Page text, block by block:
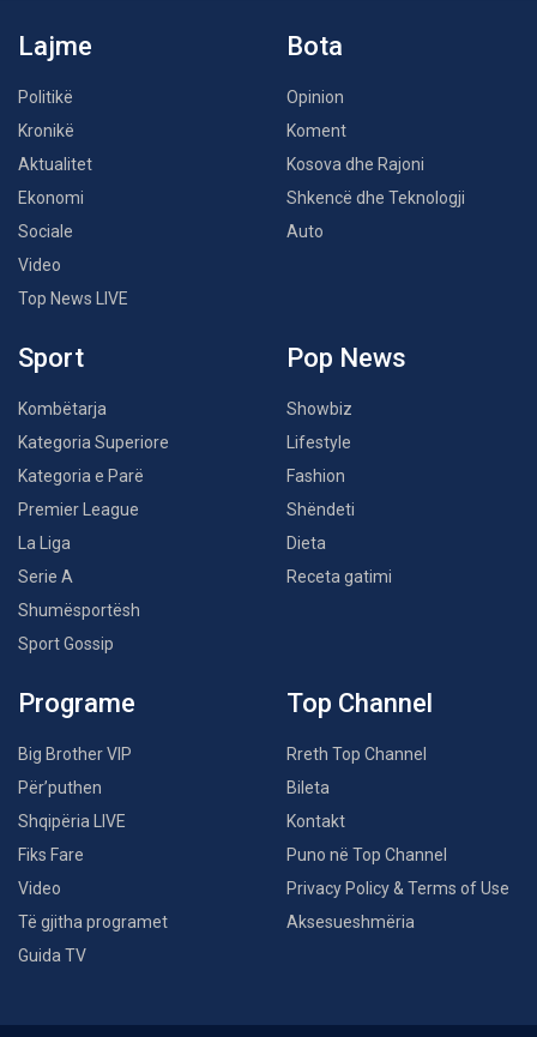
Lajme
Politikë
Kronikë
Aktualitet
Ekonomi
Sociale
Video
Top News LIVE
Bota
Opinion
Koment
Kosova dhe Rajoni
Shkencë dhe Teknologji
Auto
Sport
Kombëtarja
Kategoria Superiore
Kategoria e Parë
Premier League
La Liga
Serie A
Shumësportësh
Sport Gossip
Pop News
Showbiz
Lifestyle
Fashion
Shëndeti
Dieta
Receta gatimi
Programe
Big Brother VIP
Për’puthen
Shqipëria LIVE
Fiks Fare
Video
Të gjitha programet
Guida TV
Top Channel
Rreth Top Channel
Bileta
Kontakt
Puno në Top Channel
Privacy Policy & Terms of Use
Aksesueshmëria